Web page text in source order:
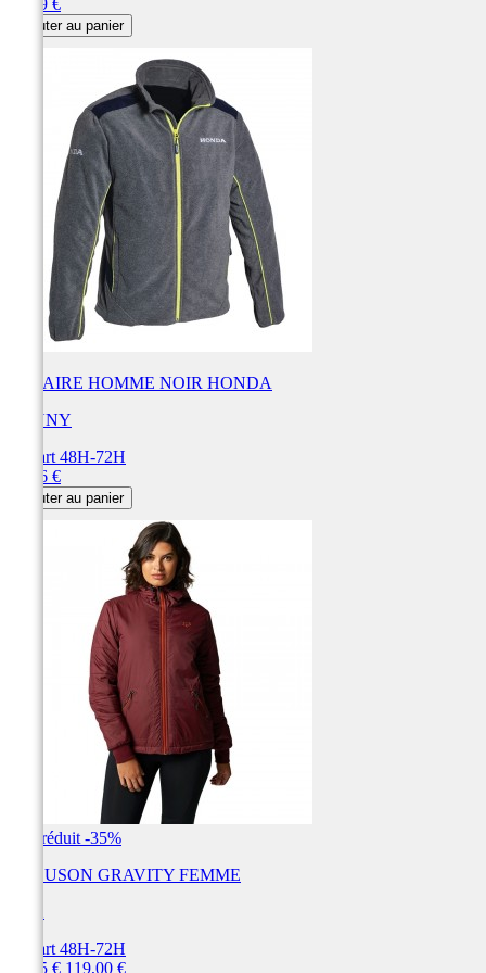
79,99 €
Ajouter au panier
POLAIRE HOMME NOIR HONDA
KENNY
Départ 48H-72H
79,96 €
Ajouter au panier
Prix réduit -35%
BLOUSON GRAVITY FEMME
Départ 48H-72H
77,35 € Prix
119,00 €